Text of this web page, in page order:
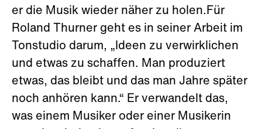
er die Musik wieder näher zu holen.Für
Roland Thurner geht es in seiner Arbeit im
Tonstudio darum, „Ideen zu verwirklichen
und etwas zu schaffen. Man produziert
etwas, das bleibt und das man Jahre später
noch anhören kann.“ Er verwandelt das,
was einem Musiker oder einer Musikerin